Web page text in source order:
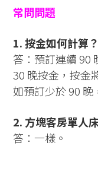
常問問題
1. 按金如何計算？
答：預訂連續 90
30 晚按金，按金
如預訂少於 90 晚
2. 方塊客房單人
答：一樣。